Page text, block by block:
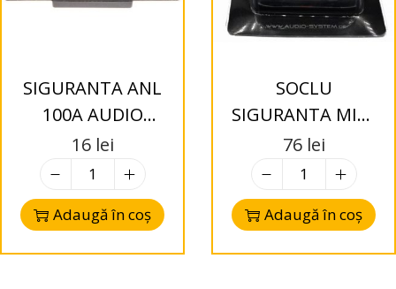
SIGURANTA ANL
100A AUDIO
SYSTEM
16 lei
Adaugă în coș
SOCLU
SIGURANTA MINI
ANL Audio System
76 lei
Adaugă în coș